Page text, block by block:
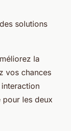
solutions
la
vos chances
les deux